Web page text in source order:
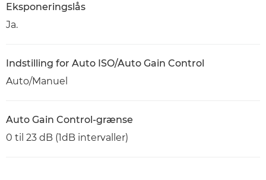
Eksponeringslås
Ja.
Indstilling for Auto ISO/Auto Gain Control
Auto/Manuel
Auto Gain Control-grænse
0 til 23 dB (1dB intervaller)